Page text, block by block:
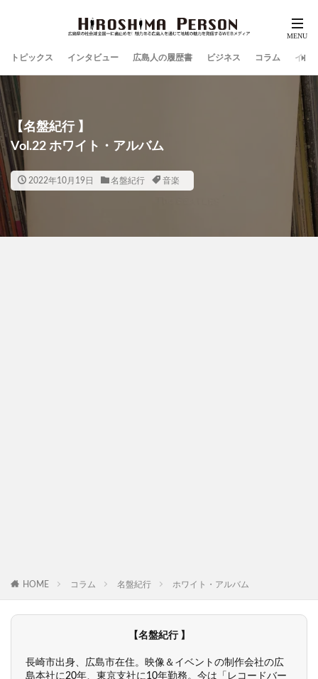
トピックス インタビュー 広島人の履歴書 ビジネス コラム イン
【名盤紀行 】
Vol.22 ホワイト・アルバム
2022年10月19日 名盤紀行 音楽
HOME コラム 名盤紀行 ホワイト・アルバム
【名盤紀行 】
長崎市出身、広島市在住。映像＆イベントの制作会社の広
島本社に20年、東京支社に10年勤務。今は「レコードバー